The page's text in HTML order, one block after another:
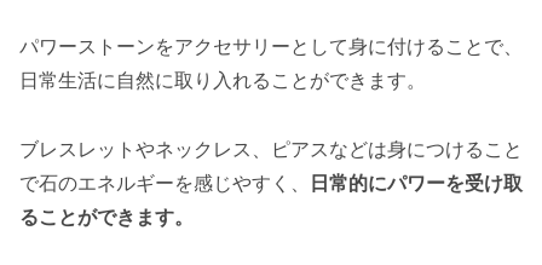
パワーストーンをアクセサリーとして身に付けることで、
日常生活に自然に取り入れることができます。
ブレスレットやネックレス、ピアスなどは身につけること
で石のエネルギーを感じやすく、
日常的にパワーを受け取
ることができます。